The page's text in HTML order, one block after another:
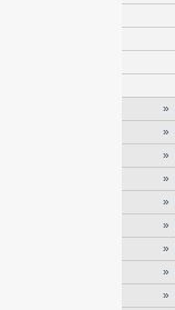
»
»
»
»
»
»
»
»
»